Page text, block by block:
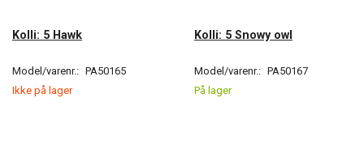
Kolli: 5 Hawk
Model/varenr.: PA50165
Ikke på lager
Kolli: 5 Snowy owl
Model/varenr.: PA50167
På lager